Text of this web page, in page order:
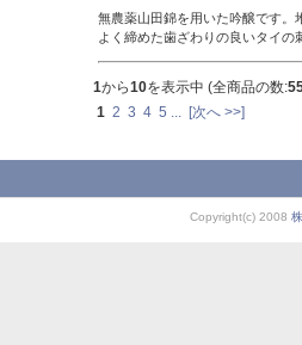
無農薬山田錦を用いた吟醸です
よく締めた歯ざわりの良いタイ
1から10を表示中 (全商品の数:
1 2 3 4 5 [次へ >>]
Copyright(c) 2008